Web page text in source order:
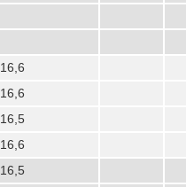
16,6
16,6
16,5
16,6
16,5